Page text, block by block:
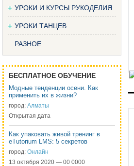
УРОКИ И КУРСЫ РУКОДЕЛИЯ
УРОКИ ТАНЦЕВ
РАЗНОЕ
БЕСПЛАТНОЕ ОБУЧЕНИЕ
Модные тенденции осени. Как
применить их в жизни?
город: Алматы
Открытая дата
Как упаковать живой тренинг в
eTutorium LMS: 5 секретов
город: Онлайн
13 октября 2020 — 00 0000